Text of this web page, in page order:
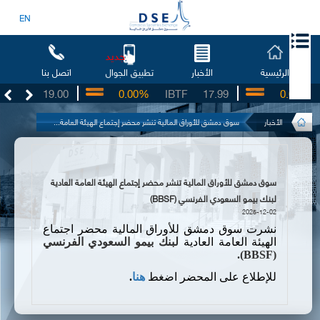
EN
الرئيسية الأخبار تطبيق الجوال
جديد
اتصل بنا
19.00 17.99
IBTF
0.00% 0.00%
الأخبار سوق دمشق للأوراق المالية تنشر محضر إجتماع الهيئة العامة...
سوق دمشق للأوراق المالية تنشر محضر إجتماع الهيئة العامة العادية
لبنك بيمو السعودي الفرنسي (BBSF)
2025-12-02
نشرت سوق دمشق للأوراق المالية محضر اجتماع
الهيئة العامة العادية لبنك بيمو السعودي الفرنسي
(
BBSF
).
للإطلاع على المحضر اضغط هنا.